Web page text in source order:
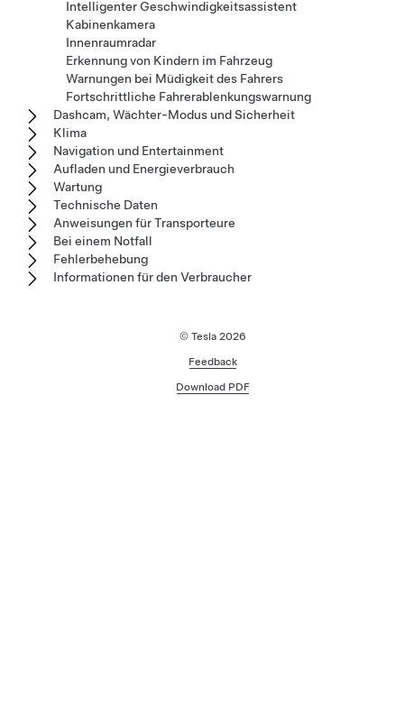
Intelligenter Geschwindigkeitsassistent
Kabinenkamera
Innenraumradar
Erkennung von Kindern im Fahrzeug
Warnungen bei Müdigkeit des Fahrers
Fortschrittliche Fahrerablenkungswarnung
Dashcam, Wächter-Modus und Sicherheit
Klima
Navigation und Entertainment
Aufladen und Energieverbrauch
Wartung
Technische Daten
Anweisungen für Transporteure
Bei einem Notfall
Fehlerbehebung
Informationen für den Verbraucher
© Tesla 2026
Feedback
Download PDF